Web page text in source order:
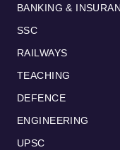
BANKING &
SSC
RAILWAYS
TEACHING
DEFENCE
ENGINEERING
UPSC